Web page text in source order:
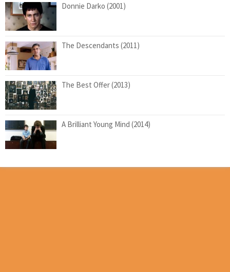
Donnie Darko (2001)
The Descendants (2011)
The Best Offer (2013)
A Brilliant Young Mind (2014)